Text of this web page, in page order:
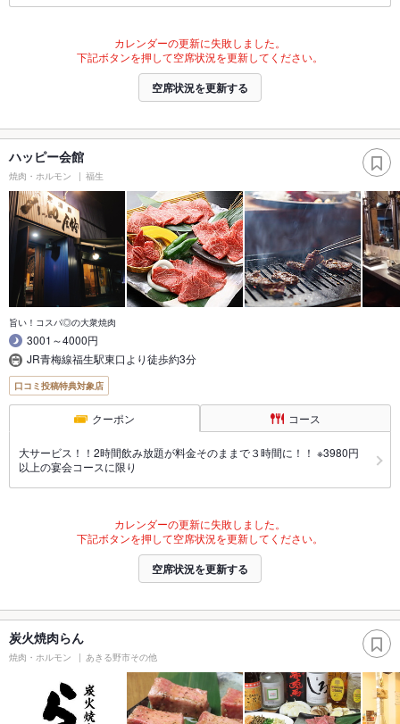
カレンダーの更新に失敗しました。
下記ボタンを押して空席状況を更新してください。
空席状況を更新する
ハッピー会館
焼肉・ホルモン 福生
旨い！コスパ◎の大衆焼肉
3001～4000円
JR青梅線福生駅東口より徒歩約3分
口コミ投稿特典対象店
クーポン コース
大サービス！！2時間飲み放題が料金そのままで３時間に！！ ※3980円
以上の宴会コースに限り
カレンダーの更新に失敗しました。
下記ボタンを押して空席状況を更新してください。
空席状況を更新する
炭火焼肉らん
焼肉・ホルモン あきる野市その他